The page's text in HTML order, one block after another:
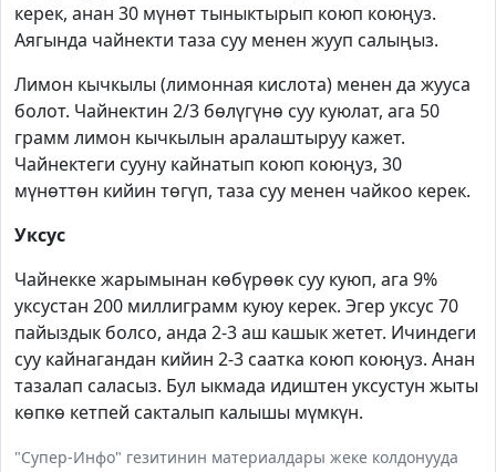
керек, анан 30 мүнөт тыныктырып коюп коюңуз.
Аягында чайнекти таза суу менен жууп салыңыз.
Лимон кычкылы (лимонная кислота) менен да жууса
болот. Чайнектин 2/3 бөлүгүнө суу куюлат, ага 50
грамм лимон кычкылын аралаштыруу кажет.
Чайнектеги сууну кайнатып коюп коюңуз, 30
мүнөттөн кийин төгүп, таза суу менен чайкоо керек.
Уксус
Чайнекке жарымынан көбүрөөк суу куюп, ага 9%
уксустан 200 миллиграмм куюу керек. Эгер уксус 70
пайыздык болсо, анда 2-3 аш кашык жетет. Ичиндеги
суу кайнагандан кийин 2-3 саатка коюп коюңуз. Анан
тазалап саласыз. Бул ыкмада идиштен уксустун жыты
көпкө кетпей сакталып калышы мүмкүн.
"Супер-Инфо" гезитинин материалдары жеке колдонууда